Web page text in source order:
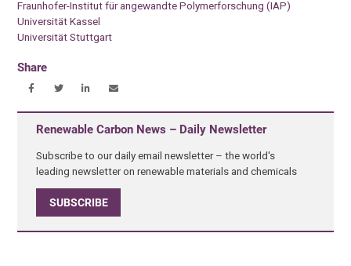
Fraunhofer-Institut für angewandte Polymerforschung (IAP)
Universität Kassel
Universität Stuttgart
Share
Renewable Carbon News – Daily Newsletter
Subscribe to our daily email newsletter – the world's
leading newsletter on renewable materials and chemicals
SUBSCRIBE